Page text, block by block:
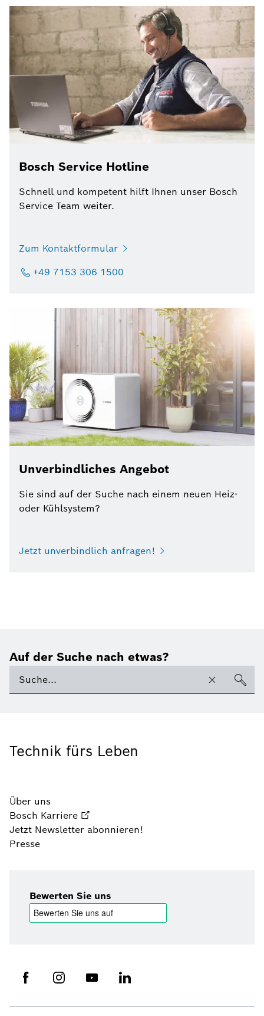
Bosch Service Hotline
Schnell und kompetent hilft Ihnen unser Bosch
Service Team weiter.
Zum Kontaktformular
+49 7153 306 1500
Unverbindliches Angebot
Sie sind auf der Suche nach einem neuen Heiz-
oder Kühlsystem?
Jetzt unverbindlich anfragen!
Auf der Suche nach etwas?
Technik fürs Leben
Über uns
Bosch Karriere
Jetzt Newsletter abonnieren!
Presse
Bewerten Sie uns